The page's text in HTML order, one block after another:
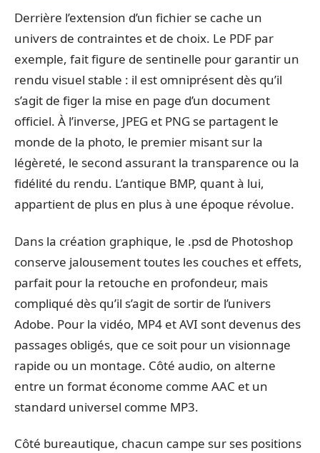
Derrière l’extension d’un fichier se cache un
univers de contraintes et de choix. Le PDF par
exemple, fait figure de sentinelle pour garantir un
rendu visuel stable : il est omniprésent dès qu’il
s’agit de figer la mise en page d’un document
officiel. À l’inverse, JPEG et PNG se partagent le
monde de la photo, le premier misant sur la
légèreté, le second assurant la transparence ou la
fidélité du rendu. L’antique BMP, quant à lui,
appartient de plus en plus à une époque révolue.
Dans la création graphique, le .psd de Photoshop
conserve jalousement toutes les couches et effets,
parfait pour la retouche en profondeur, mais
compliqué dès qu’il s’agit de sortir de l’univers
Adobe. Pour la vidéo, MP4 et AVI sont devenus des
passages obligés, que ce soit pour un visionnage
rapide ou un montage. Côté audio, on alterne
entre un format économe comme AAC et un
standard universel comme MP3.
Côté bureautique, chacun campe sur ses positions